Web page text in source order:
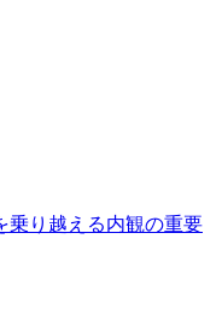
乗り越える内観の重要